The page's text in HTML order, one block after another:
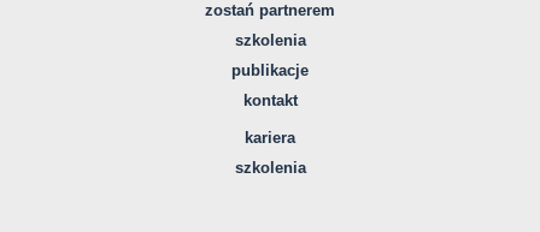
zostań partnerem
szkolenia
publikacje
kontakt
kariera
szkolenia